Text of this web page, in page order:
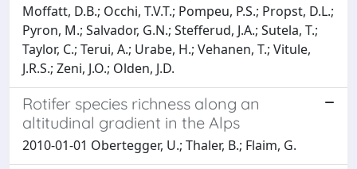
Moffatt, D.B.; Occhi, T.V.T.; Pompeu, P.S.; Propst, D.L.;
Pyron, M.; Salvador, G.N.; Stefferud, J.A.; Sutela, T.;
Taylor, C.; Terui, A.; Urabe, H.; Vehanen, T.; Vitule,
J.R.S.; Zeni, J.O.; Olden, J.D.
Rotifer species richness along an
altitudinal gradient in the Alps
2010-01-01 Obertegger, U.; Thaler, B.; Flaim, G.